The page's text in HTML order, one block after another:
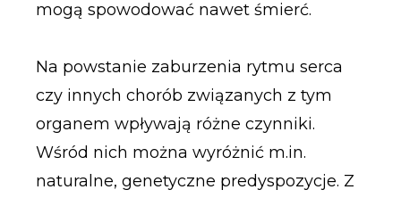
mogą spowodować nawet śmierć.
Na powstanie zaburzenia rytmu serca
czy innych chorób związanych z tym
organem wpływają różne czynniki.
Wśród nich można wyróżnić m.in.
naturalne, genetyczne predyspozycje. Z